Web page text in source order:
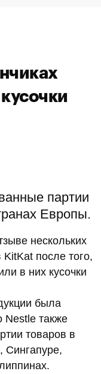
партии
Европы.
нескольких
после того,
в них кусочки
была
Nestle также
товаров в
Сингапуре,